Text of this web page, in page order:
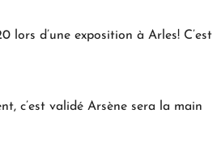
lors d’une exposition à Arles! C’est
c’est validé Arsène sera la main